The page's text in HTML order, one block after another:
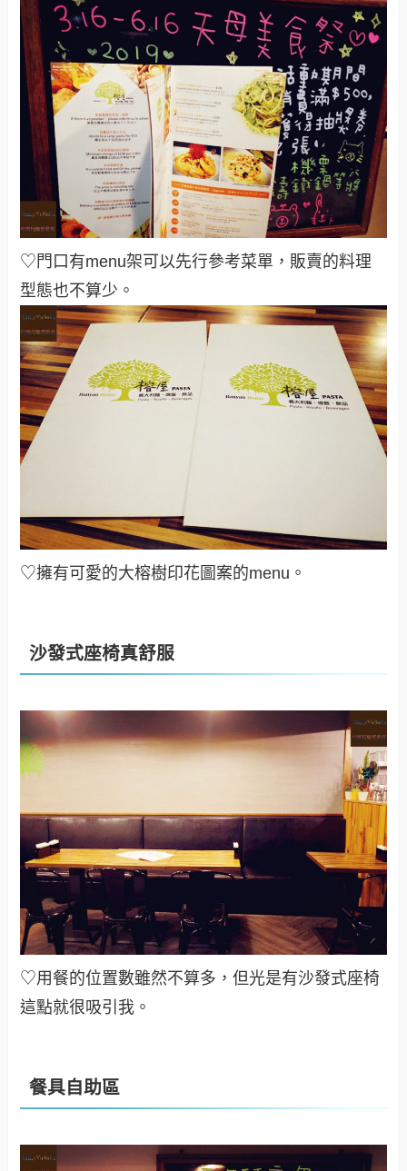
♡門口有menu架可以先行參考菜單，販賣的料理
型態也不算少 。
♡擁有可愛的大榕樹印花圖案的menu 。
沙發式座椅真舒服
♡用餐的位置數雖然不算多，但光是有沙發式座椅
這點就很吸引我 。
餐具自助區